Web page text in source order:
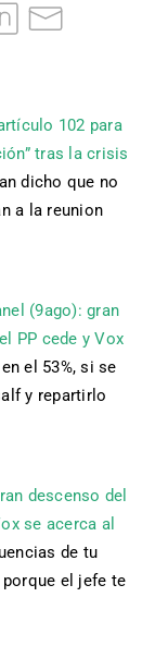
102 para
tras la crisis
dicho que no
a la reunion
(9ago): gran
PP cede y Vox
el 53%, si se
y repartirlo
descenso del
se acerca al
de tu
el jefe te